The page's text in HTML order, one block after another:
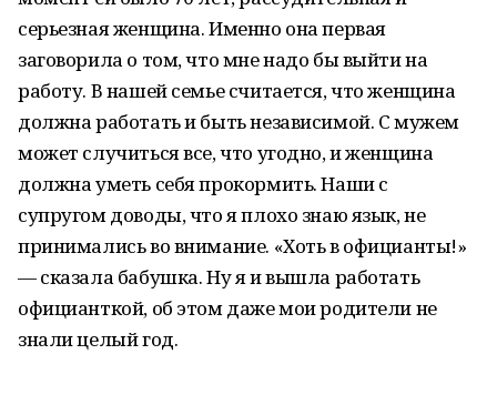
серьезная женщина. Именно она первая
заговорила о том, что мне надо бы выйти на
работу. В нашей семье считается, что женщина
должна работать и быть независимой. С мужем
может случиться все, что угодно, и женщина
должна уметь себя прокормить. Наши с
супругом доводы, что я плохо знаю язык, не
принимались во внимание. «Хоть в официанты!»
— сказала бабушка. Ну я и вышла работать
официанткой, об этом даже мои родители не
знали целый год.